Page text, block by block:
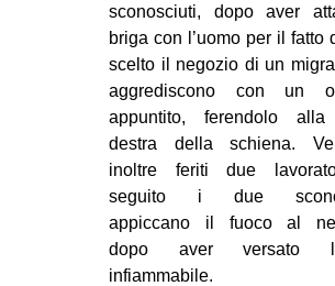
sconosciuti, dopo aver
briga con l’uomo per il fatto
scelto il negozio di un
aggrediscono con un
appuntito, ferendolo alla
destra della schiena.
inoltre feriti due
seguito i due
appiccano il fuoco al
dopo aver versato
infiammabile.